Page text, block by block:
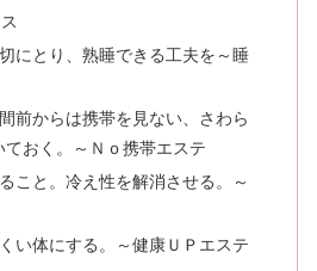
にとり、熟睡できる工夫を～睡
前からは携帯を見ない、さわら
ておく。～Ｎｏ携帯エステ
こと。冷え性を解消させる。～
い体にする。～健康ＵＰエステ